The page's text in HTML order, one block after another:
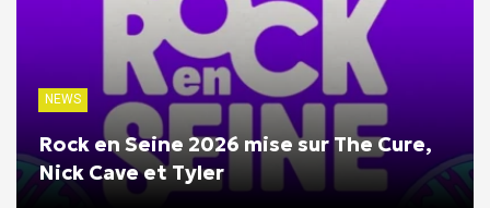
NEWS
Rock en Seine 2026 mise sur The Cure,
Nick Cave et Tyler